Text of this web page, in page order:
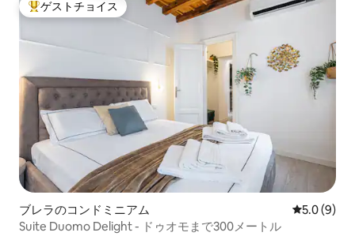
大好評のゲストチョイスです。
ゲストチョイス
ブレラのコンドミニアム レビュー9
5.0 (9)
Suite Duomo Delight - ドゥオモまで300メートル